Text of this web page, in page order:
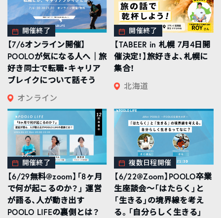
開催終了
【7/6オンライン開催】
POOLOが気になる人へ｜旅
好き同士で転職・キャリア
ブレイクについて話そう
オンライン
開催終了
【TABEER in 札幌 7月4日開
催決定！】旅好きよ、札幌に
集合！
北海道
開催終了
【6/29無料@zoom】「8ヶ月
で何が起こるのか？」 運営
が語る、人が動き出す
POOLO LIFEの裏側とは？
複数日程開催
【6/22@Zoom】POOLO卒業
生座談会〜「はたらく」と
「生きる」の境界線を考え
る。「自分らしく生きる」